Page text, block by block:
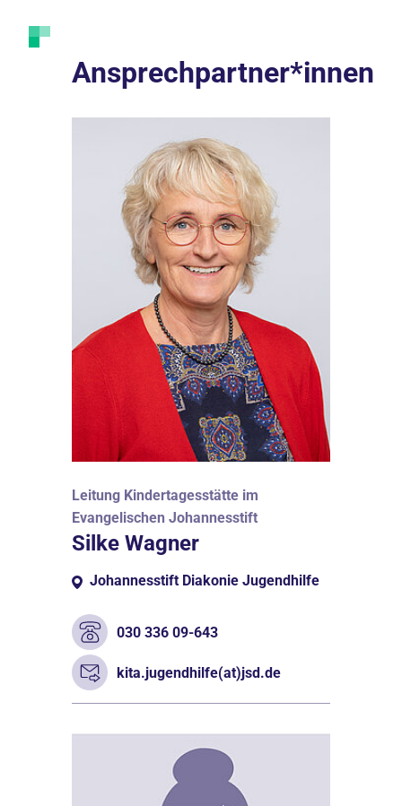
Ansprechpartner*innen
Leitung Kindertagesstätte im
Evangelischen Johannesstift
Silke Wagner
Johannesstift Diakonie Jugendhilfe
030 336 09-643
kita.jugendhilfe(at)jsd.de